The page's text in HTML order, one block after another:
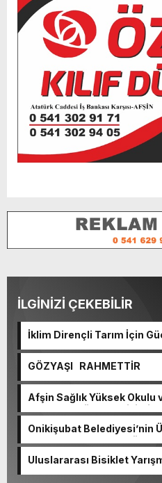
İLGİNİZİ ÇEKEBİLİR
İklim Dirençli Tarım İçin
GÖZYAŞI RAHMETTİR
Afşin Sağlık Yüksek Okulu
Okulunda görev değişimi!
Onikişubat Belediyesi’nin
başvurularında son gün 7
Uluslararası Bisiklet